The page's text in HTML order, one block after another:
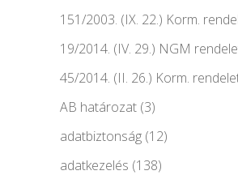
151/2003. (IX. 22.) Korm.
19/2014. (IV. 29.) NGM
45/2014. (II. 26.) Korm.
AB határozat (3)
adatbiztonság (12)
adatkezelés (138)